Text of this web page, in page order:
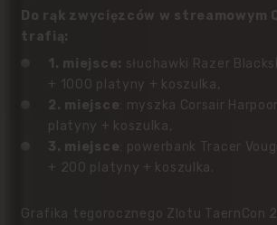
Do rąk zwycięzców w streamowym
trafią:
1. miejsce: słuchawki Razer
+ 1000 platyny + koszulka,
2. miejsce: myszka Corsair
platyny + koszulka,
3. miejsce: powerbank Tracer
+ 200 platyny + koszulka.
Grafika tegorocznego Zlotu TaernCon